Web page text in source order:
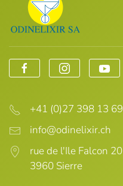
+41 (0)27 398 13 69
rue de l'Ile Falcon 20
3960 Sierre